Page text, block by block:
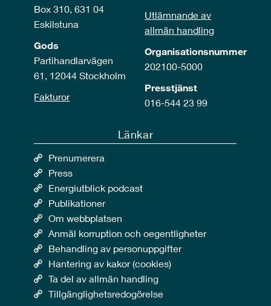
Box 310, 631 04
Eskilstuna
Gods
Partihandlarvägen
61, 12044 Stockholm
Fakturor
Utlämnande av
allmän handling
Organisationsnummer
202100-5000
Presstjänst
016-544 23 99
Länkar
Prenumerera
Press
Energiutblick podcast
Publikationer
Om webbplatsen
Anmäl korruption och oegentligheter
Behandling av personuppgifter
Hantering av kakor (cookies)
Ta del av allmän handling
Tillgänglighetsredogörelse